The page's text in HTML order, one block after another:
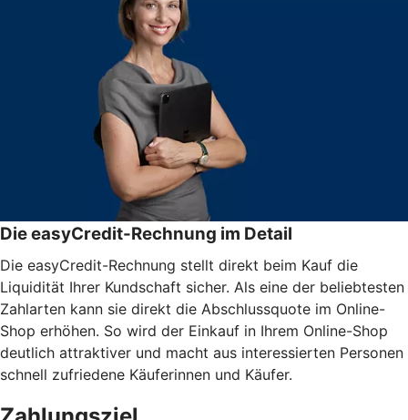
Die easyCredit-Rechnung im Detail
Die easyCredit-Rechnung stellt direkt beim Kauf die
Liquidität Ihrer Kundschaft sicher. Als eine der beliebtesten
Zahlarten kann sie direkt die Abschlussquote im Online-
Shop erhöhen. So wird der Einkauf in Ihrem Online-Shop
deutlich attraktiver und macht aus interessierten Personen
schnell zufriedene Käuferinnen und Käufer.